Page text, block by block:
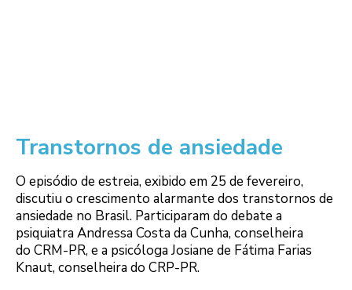
Transtornos de ansiedade
O episódio de estreia, exibido em 25 de fevereiro,
discutiu o crescimento alarmante dos transtornos de
ansiedade no Brasil. Participaram do debate a
psiquiatra Andressa Costa da Cunha, conselheira
do CRM-PR, e a psicóloga Josiane de Fátima Farias
Knaut, conselheira do CRP-PR.